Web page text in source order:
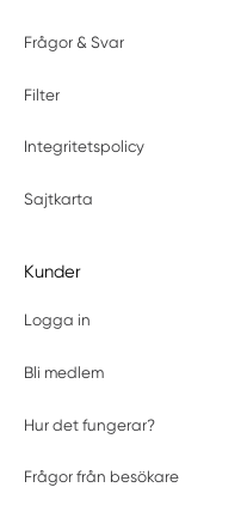
Frågor & Svar
Filter
Integritetspolicy
Sajtkarta
Kunder
Logga in
Bli medlem
Hur det fungerar?
Frågor från besökare